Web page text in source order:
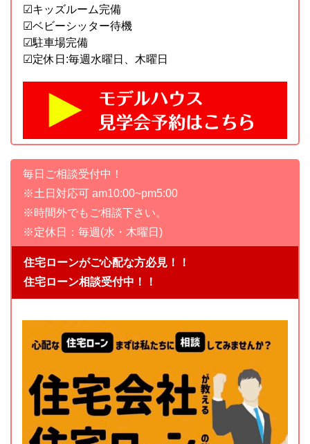
☑︎キッズルーム完備
☑︎ベビーシッター待機
☑︎駐車場完備
☑︎定休日:毎週水曜日、木曜日
毎日ご相談受付中！
※土日対応可 am10:00~pm5:00
※時間外でもご相談下さい。
※定休日：毎週(水・木曜日)
住宅ローンがご心配な方必見！！
住宅ローン相談受付中！！